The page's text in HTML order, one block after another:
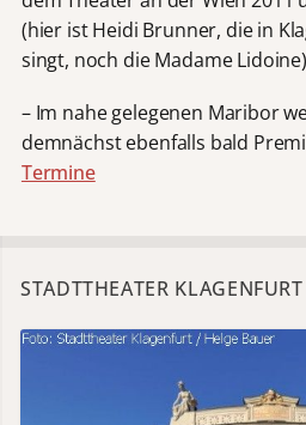
(hier ist Heidi Brunner, die in
singt, noch die Madame Lidoine)
– Im nahe gelegenen Maribor
demnächst ebenfalls bald
Termine
STADTTHEATER KLAGENFURT